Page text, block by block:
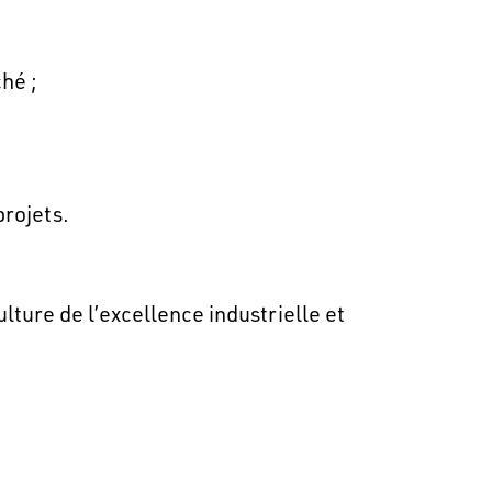
;
de l’excellence industrielle et